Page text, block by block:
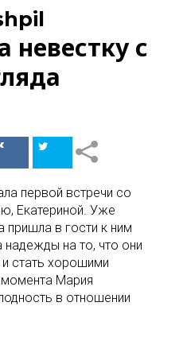
невестку с
Поделиться
первой встречи со
Екатериной. Уже
пришла в гости к ним
на то, что они
стать хорошими
Мария
в отношении